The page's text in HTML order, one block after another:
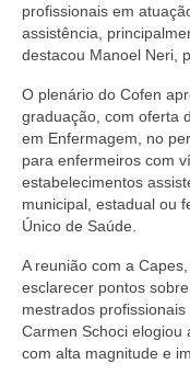
Legislações
Portarias
Resoluções
Desagravo
Censura
profissionais em
assistência,
destacou Manoel Neri,
O plenário do Cofen
graduação, com oferta
em Enfermagem, no
para enfermeiros com
estabelecimentos
municipal, estadual ou
Único de Saúde.
A reunião com a
esclarecer pontos
mestrados
Carmen Schoci elogiou
com alta magnitude e